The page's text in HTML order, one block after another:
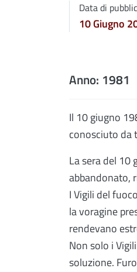
Data di
10 Giugno
Anno: 1981
Il 10 giugno
conosciuto da
La sera del 10
abbandonato,
I Vigili del
la voragine
rendevano
Non solo i
soluzione.